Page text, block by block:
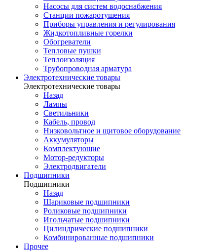
Насосы для систем водоснабжения
Станции пожаротушения
Приборы управления и регулирования
Жидкотопливные горелки
Обогреватели
Тепловые пушки
Теплоизоляция
Трубопроводная арматура
Электротехнические товары
Электротехнические товары
Назад
Лампы
Светильники
Кабель, провод
Низковольтное и щитовое оборудование
Аккумуляторы
Комплектующие
Мотор-редукторы
Электродвигатели
Подшипники
Подшипники
Назад
Шариковые подшипники
Роликовые подшипники
Игольчатые подшипники
Цилиндрические подшипники
Комбинированные подшипники
Прочее